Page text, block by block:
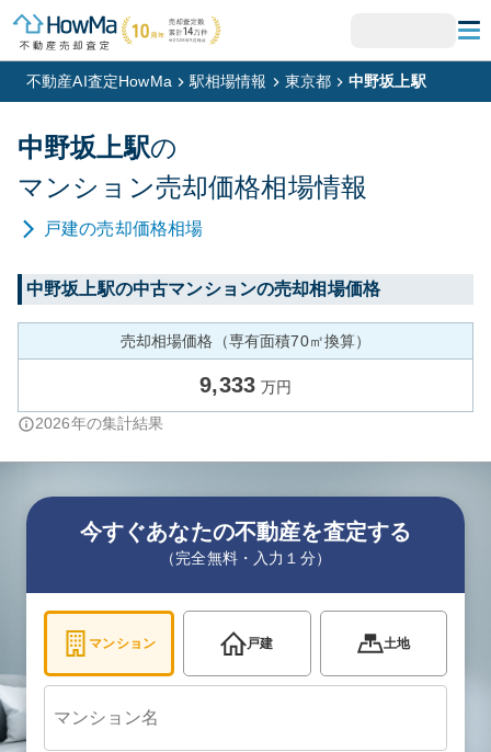
不動産AI査定HowMa 駅相場情報 東京都 中野坂上駅
中野坂上駅の
マンション売却価格相場情報
戸建の売却価格相場
中野坂上駅の中古マンションの売却相場価格
売却相場価格（専有面積70㎡換算）
9,333 万円
2026年の集計結果
今すぐあなたの不動産を査定する
（完全無料・入力１分）
マンション 戸建 土地